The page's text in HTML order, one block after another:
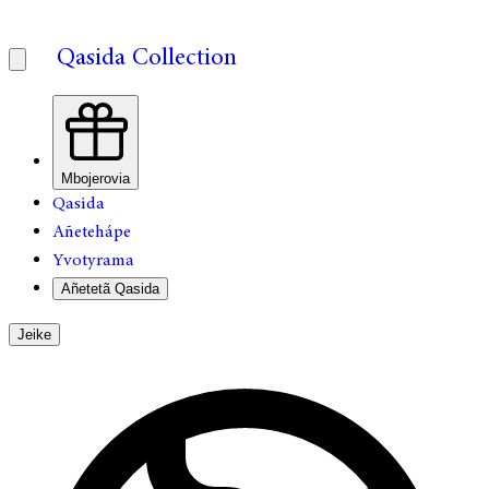
Qasida Collection
Mbojerovia
Qasida
Añetehápe
Yvotyrama
Añetetã Qasida
Jeike